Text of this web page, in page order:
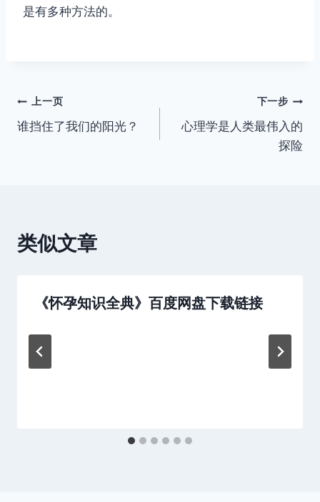
是有多种方法的。
文
章
上一页
谁挡住了我们的阳光？
下一步
心理学是人类最伟入的
探险
类似文章
《怀孕知识全典》百度网盘下载链接